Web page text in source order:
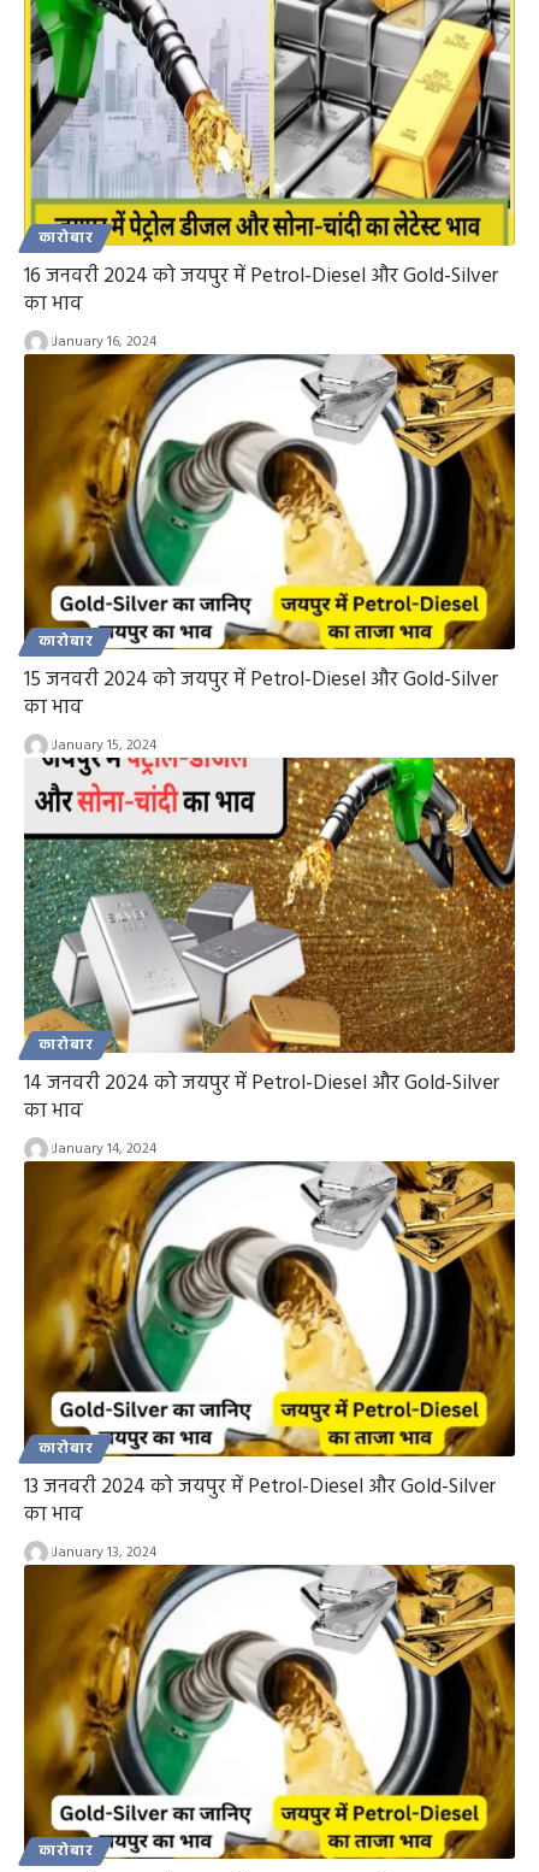
कारोबार
16 जनवरी 2024 को जयपुर में Petrol-Diesel और Gold-Silver
का भाव
January 16, 2024
कारोबार
15 जनवरी 2024 को जयपुर में Petrol-Diesel और Gold-Silver
का भाव
January 15, 2024
कारोबार
14 जनवरी 2024 को जयपुर में Petrol-Diesel और Gold-Silver
का भाव
January 14, 2024
कारोबार
13 जनवरी 2024 को जयपुर में Petrol-Diesel और Gold-Silver
का भाव
January 13, 2024
कारोबार